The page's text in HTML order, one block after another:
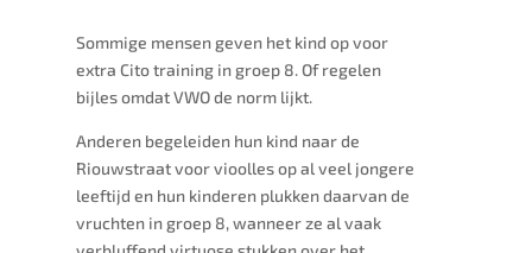
Sommige mensen geven het kind op voor
extra Cito training in groep 8. Of regelen
bijles omdat VWO de norm lijkt.
Anderen begeleiden hun kind naar de
Riouwstraat voor vioolles op al veel jongere
leeftijd en hun kinderen plukken daarvan de
vruchten in groep 8, wanneer ze al vaak